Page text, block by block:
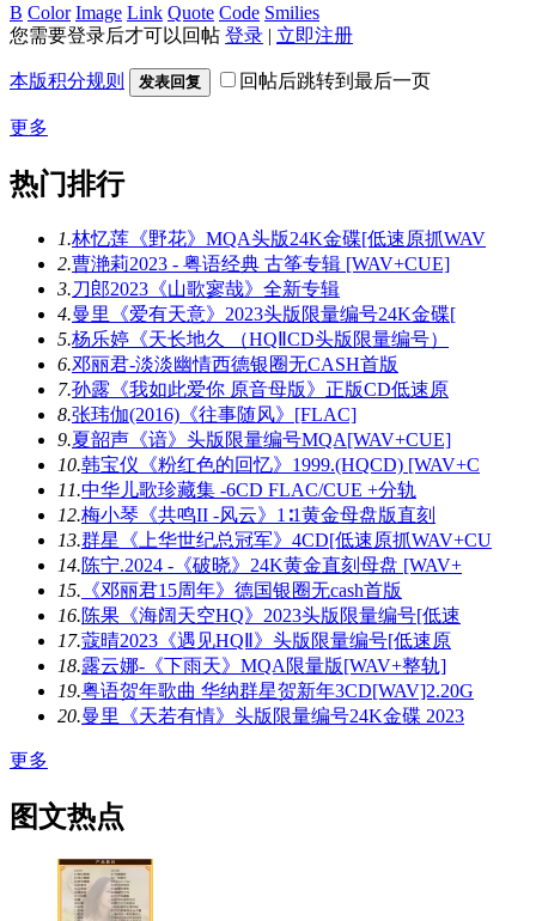
B Color Image Link Quote Code Smilies
您需要登录后才可以回帖 登录 | 立即注册
本版积分规则 发表回复 回帖后跳转到最后一页
更多
热门排行
1.林忆莲《野花》MQA头版24K金碟[低速原抓WAV
2.曹滟莉2023 - 粤语经典 古筝专辑 [WAV+CUE]
3.刀郎2023《山歌寥哉》全新专辑
4.曼里《爱有天意》2023头版限量编号24K金碟[
5.杨乐婷《天长地久 （HQⅡCD头版限量编号）
6.邓丽君-淡淡幽情西德银圈无CASH首版
7.孙露《我如此爱你 原音母版》正版CD低速原
8.张玮伽(2016)《往事随风》[FLAC]
9.夏韶声《谙》头版限量编号MQA[WAV+CUE]
10.韩宝仪《粉红色的回忆》1999.(HQCD) [WAV+C
11.中华儿歌珍藏集 -6CD FLAC/CUE +分轨
12.梅小琴《共鸣II -风云》1∶1黄金母盘版直刻
13.群星《上华世纪总冠军》4CD[低速原抓WAV+CU
14.陈宁.2024 -《破晓》24K黄金直刻母盘 [WAV+
15. 《邓丽君15周年》德国银圈无cash首版
16.陈果《海阔天空HQ》2023头版限量编号[低速
17.蔻晴2023《遇见HQⅡ》头版限量编号[低速原
18.露云娜-《下雨天》MQA限量版[WAV+整轨]
19.粤语贺年歌曲 华纳群星贺新年3CD[WAV]2.20G
20.曼里《天若有情》头版限量编号24K金碟 2023
更多
图文热点